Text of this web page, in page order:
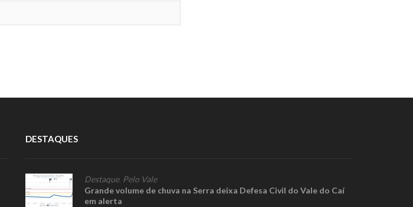
DESTAQUES
Destaque, Pelo Vale
Grande volume de chuva na Serra deixa Defesa Civil do Vale do Caí
em alerta